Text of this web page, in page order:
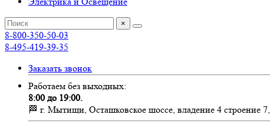
×
8-800-350-50-03
8-495-419-39-35
Заказать звонок
Работаем без выходных:
8:00 до 19:00.
🏁 г. Мытищи, Осташковское шоссе, владение 4 строение 7,